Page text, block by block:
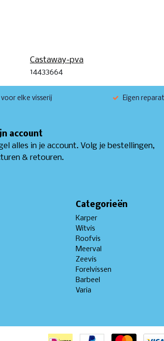
Castaway-pva
14433664
elke visserij Eigen
account
alles in je account. Volg je bestellingen,
& retouren.
Categorieën
Karper
Witvis
Roofvis
Meerval
Zeevis
Forelvissen
Barbeel
Varia